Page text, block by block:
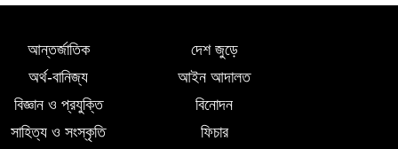
আন্তর্জাতিক
দেশ জুড়ে
অর্থ-বানিজ্য
আইন আদালত
বিজ্ঞান ও প্রযুক্তি
বিনোদন
সাহিত্য ও সংস্কৃতি
ফিচার